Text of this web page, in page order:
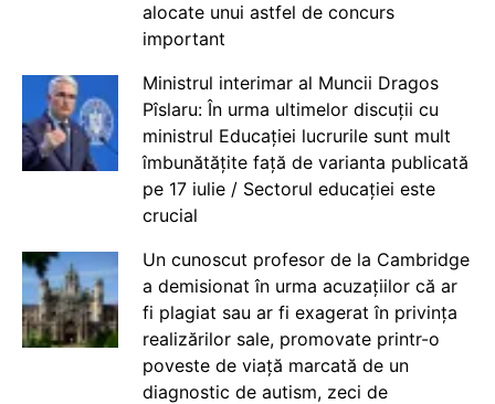
alocate unui astfel de concurs
important
Ministrul interimar al Muncii Dragos
Pîslaru: În urma ultimelor discuții cu
ministrul Educației lucrurile sunt mult
îmbunătățite față de varianta publicată
pe 17 iulie / Sectorul educației este
crucial
Un cunoscut profesor de la Cambridge
a demisionat în urma acuzațiilor că ar
fi plagiat sau ar fi exagerat în privința
realizărilor sale, promovate printr-o
poveste de viață marcată de un
diagnostic de autism, zeci de